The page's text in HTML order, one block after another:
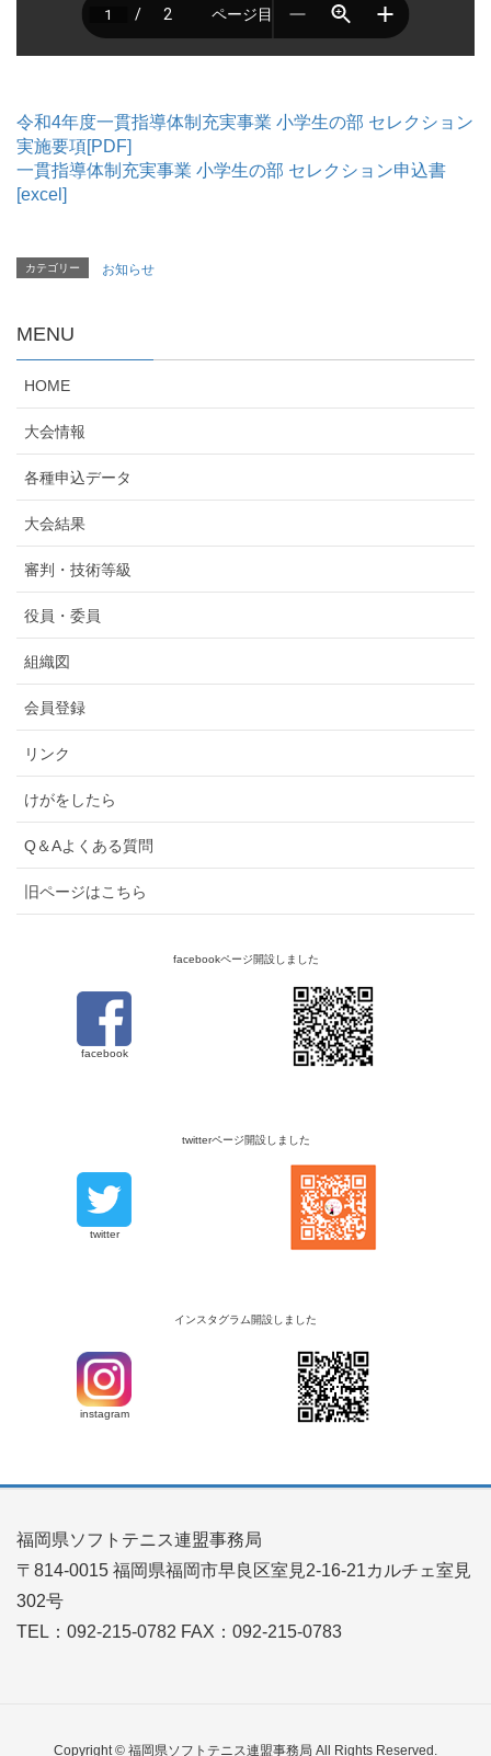
令和4年度一貫指導体制充実事業 小学生の部 セレクション
実施要項[PDF]
一貫指導体制充実事業 小学生の部 セレクション申込書
[excel]
カテゴリー お知らせ
MENU
HOME
大会情報
各種申込データ
大会結果
審判・技術等級
役員・委員
組織図
会員登録
リンク
けがをしたら
Q＆Aよくある質問
旧ページはこちら
facebookページ開設しました
facebook
twitterページ開設しました
twitter
インスタグラム開設しました
instagram
福岡県ソフトテニス連盟事務局
〒814-0015 福岡県福岡市早良区室見2-16-21カルチェ室見
302号
TEL：092-215-0782 FAX：092-215-0783
Copyright © 福岡県ソフトテニス連盟事務局 All Rights Reserved.